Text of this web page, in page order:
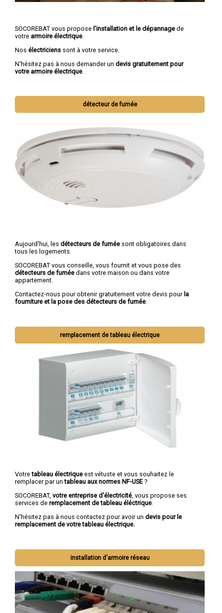
SOCOREBAT vous propose l'installation et le dépannage de
votre armoire électrique.
Nos électriciens sont à votre service.
N'hésitez pas à nous demander un devis gratuitement pour
votre armoire électrique
détecteur de fumée
Aujourd'hui, les détecteurs de fumée sont obligatoires dans
tous les logements.
SOCOREBAT vous conseille, vous fournit et vous pose des
détecteurs de fumée dans votre maison ou dans votre
appartement.
Contactez-nous pour obtenir gratuitement votre devis pour la
fourniture et la pose des détecteurs de fumée
remplacement de tableau électrique
Votretableau électrique est vétuste et vous souhaitez le
remplacer par untableau aux normes NF-USE ?
SOCOREBAT, votre entreprise d'électricité, vous propose ses
services de remplacement de tableau éléctrique.
N'hésitez pas à nous contactez pour avoir un devis pour le
remplacement de votre tableau électrique.
installation d'armoire réseau